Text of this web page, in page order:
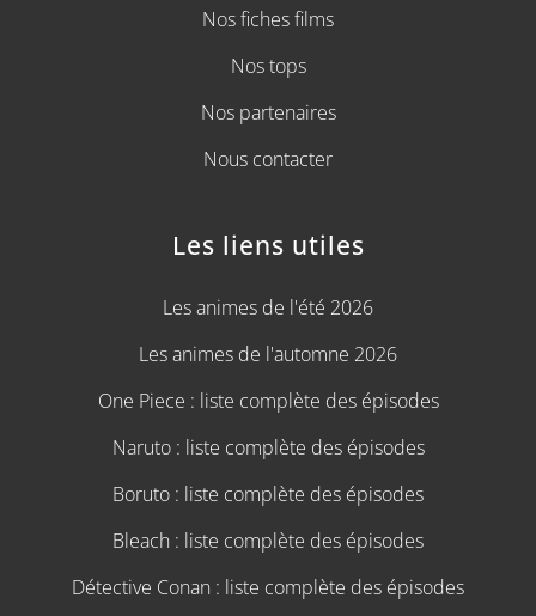
Nos fiches films
Nos tops
Nos partenaires
Nous contacter
Les liens utiles
Les animes de l'été 2026
Les animes de l'automne 2026
One Piece : liste complète des épisodes
Naruto : liste complète des épisodes
Boruto : liste complète des épisodes
Bleach : liste complète des épisodes
Détective Conan : liste complète des épisodes